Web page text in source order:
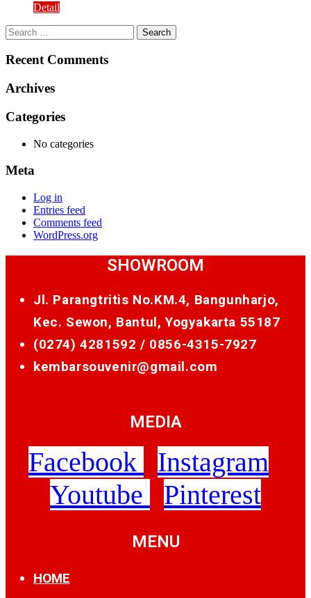
Detail
Search
for:
Recent Comments
Archives
Categories
No categories
Meta
Log in
Entries feed
Comments feed
WordPress.org
SHOWROOM
Jl. Parangtritis No.KM.4, Bangunharjo,
Kec. Sewon, Bantul, Yogyakarta 55187
(0274) 4281592 / 0856-4315-7927
kembarsouvenir@gmail.com
MEDIA
Facebook
Instagram
Youtube
Pinterest
MENU
HOME